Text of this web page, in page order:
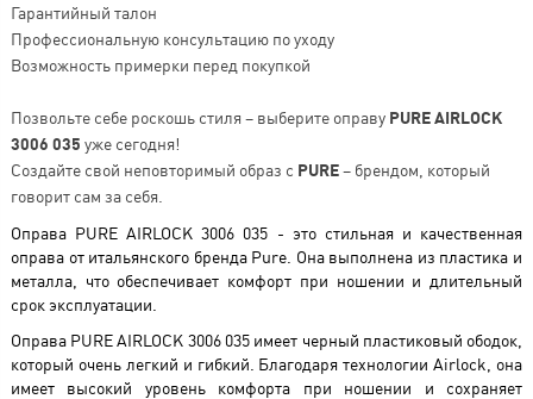
Гарантийный талон
Профессиональную консультацию по уходу
Возможность примерки перед покупкой
Позвольте себе роскошь стиля – выберите оправу PURE AIRLOCK
3006 035 уже сегодня!
Создайте свой неповторимый образ с PURE– брендом, который
говорит сам за себя.
Оправа PURE AIRLOCK 3006 035 - это стильная и качественная
оправа от итальянского бренда Pure. Она выполнена из пластика и
металла, что обеспечивает комфорт при ношении и длительный
срок эксплуатации.
Оправа PURE AIRLOCK 3006 035 имеет черный пластиковый ободок,
который очень легкий и гибкий. Благодаря технологии Airlock, она
имеет высокий уровень комфорта при ношении и сохраняет